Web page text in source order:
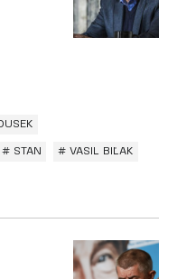
# STAN # VASIL BIĽAK